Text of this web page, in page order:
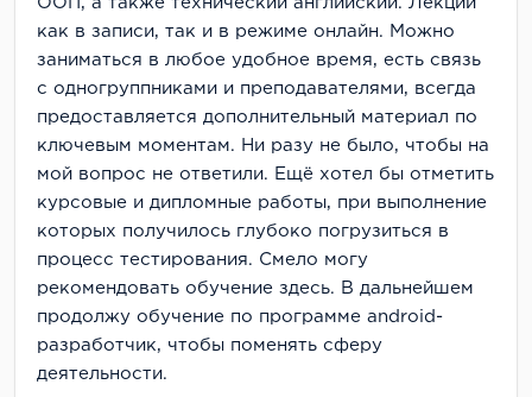
как в записи, так и в режиме онлайн. Можно
заниматься в любое удобное время, есть связь
с одногруппниками и преподавателями, всегда
предоставляется дополнительный материал по
ключевым моментам. Ни разу не было, чтобы на
мой вопрос не ответили. Ещё хотел бы отметить
курсовые и дипломные работы, при выполнение
которых получилось глубоко погрузиться в
процесс тестирования. Смело могу
рекомендовать обучение здесь. В дальнейшем
продолжу обучение по программе android-
разработчик, чтобы поменять сферу
деятельности.